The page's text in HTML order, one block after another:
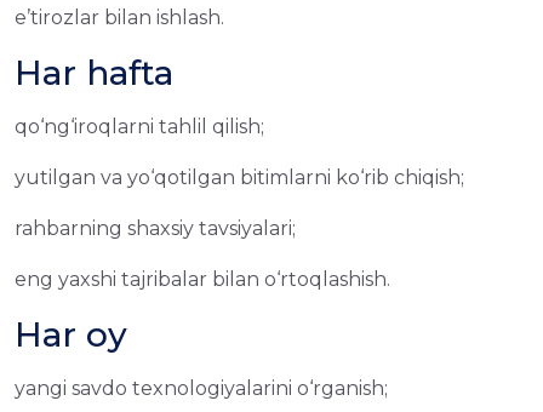
e’tirozlar bilan ishlash.
Har hafta
qo‘ng‘iroqlarni tahlil qilish;
yutilgan va yo‘qotilgan bitimlarni ko‘rib chiqish;
rahbarning shaxsiy tavsiyalari;
eng yaxshi tajribalar bilan o‘rtoqlashish.
Har oy
yangi savdo texnologiyalarini o‘rganish;